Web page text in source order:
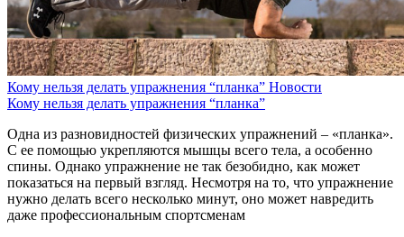
Кому нельзя делать упражнения “планка” Новости
Кому нельзя делать упражнения “планка”
Одна из разновидностей физических упражнений – «планка».
С ее помощью укрепляются мышцы всего тела, а особенно
спины. Однако упражнение не так безобидно, как может
показаться на первый взгляд. Несмотря на то, что упражнение
нужно делать всего несколько минут, оно может навредить
даже профессиональным спортсменам